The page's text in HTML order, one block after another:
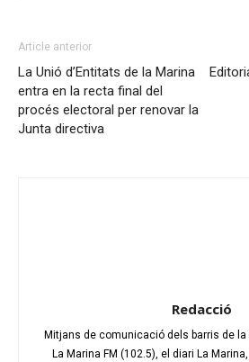
Article anterior
La Unió d’Entitats de la Marina
entra en la recta final del
procés electoral per renovar la
Junta directiva
Redacció
Mitjans de comunicació dels barris de la
La Marina FM (102.5), el diari La